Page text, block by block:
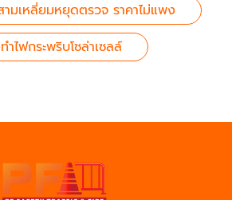
มเหลี่ยมหยุดตรวจ ราคาไม่แพง
ำไฟกระพริบโซล่าเซลล์